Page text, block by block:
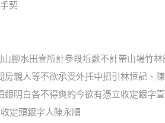
契
腳水田壹所計參段坵數不計帶山場竹
親人等不欲承受外托中招引林恒記、
明白各不得爽約今欲有憑立收定銀字
定頭銀字人陳永順